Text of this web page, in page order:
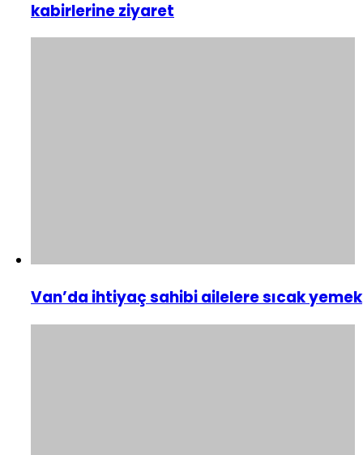
kabirlerine ziyaret
Van’da ihtiyaç sahibi ailelere sıcak yemek